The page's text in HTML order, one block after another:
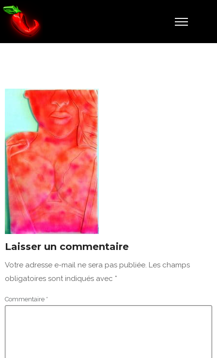
Laisser un commentaire
Votre adresse e-mail ne sera pas publiée. Les champs
obligatoires sont indiqués avec *
Commentaire *